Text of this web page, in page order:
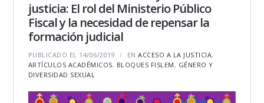
justicia: El rol del Ministerio Público
Fiscal y la necesidad de repensar la
formación judicial
PUBLICADO EL 14/06/2019 ENACCESO A LA JUSTICIA,
ARTÍCULOS ACADÉMICOS, BLOQUES FISLEM, GÉNERO Y
DIVERSIDAD SEXUAL